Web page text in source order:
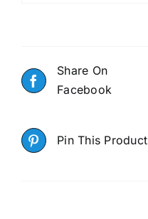
Share On
Facebook
Pin This Product